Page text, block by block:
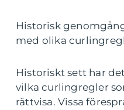
Historisk
med olika
Historiskt sett har
vilka curlingregler
rättvisa. Vissa